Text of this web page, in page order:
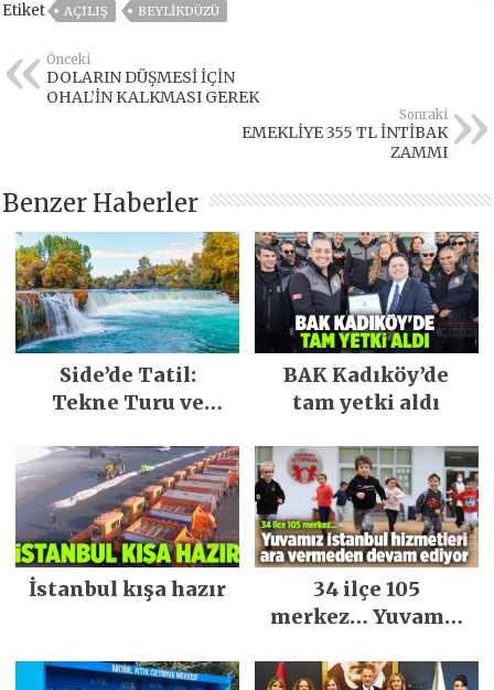
Etiket AÇILIŞ BEYLIKDÜZÜ
Önceki
DOLARIN DÜŞMESİ İÇİN
OHAL’İN KALKMASI GEREK
Sonraki
EMEKLİYE 355 TL İNTİBAK
ZAMMI
Benzer Haberler
Side’de Tatil:
Tekne Turu ve
BAK Kadıköy’de
tam yetki aldı
İstanbul kışa hazır
34 ilçe 105
merkez… Yuvamız
ara vermeden